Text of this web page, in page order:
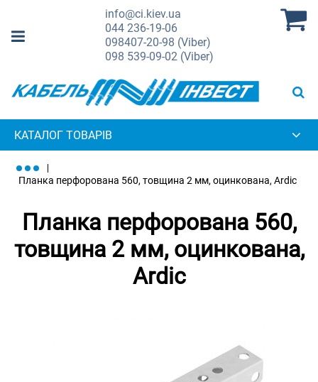
info@ci.kiev.ua
044236-19-06
098407-20-98 (Viber)
098 539-09-02 (Viber)
КАТАЛОГ ТОВАРІВ
Планка перфорована 560, товщина 2 мм, оцинкована, Ardic
Планка перфорована 560,
товщина 2 мм, оцинкована,
Ardic